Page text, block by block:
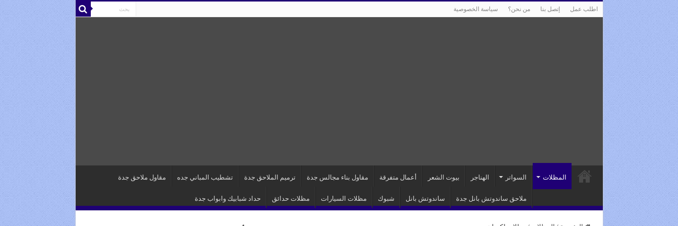
اطلب عمل إتصل بنا من نحن؟ سياسة الخصوصية
المظلات السواتر الهناجر بيوت الشعر أعمال متفرقة مقاول بناء مجالس جدة ترميم الملاحق جدة تشطيب المباني جده مقاول ملاحق جدة
ملاحق ساندوتش بانل جدة ساندوتش بانل شبوك مظلات السيارات مظلات حدائق حداد شبابيك وابواب جدة